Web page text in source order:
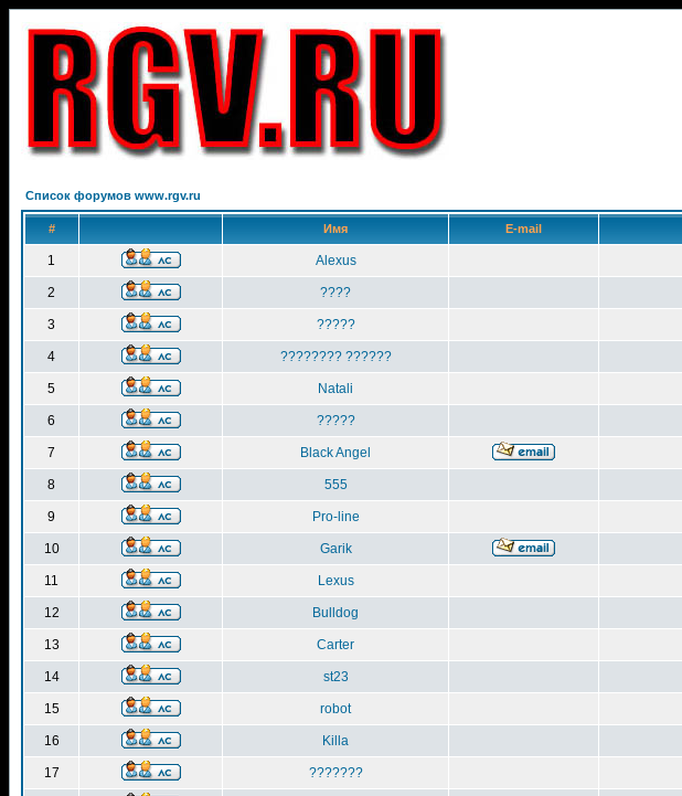
Список форумов www.rgv.ru
# Имя E-mail
1 Alexus
2 ????
3 ?????
4 ???????? ??????
5 Natali
6 ?????
7 Black Angel
8 555
9 Pro-line
10 Garik
11 Lexus
12 Bulldog
13 Carter
14 st23
15 robot
16 Killa
17 ???????